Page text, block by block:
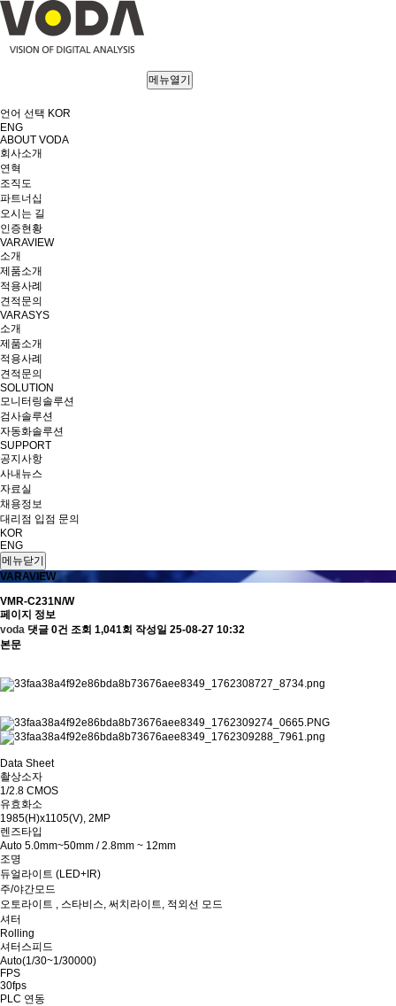
메뉴열기
언어 선택 KOR
ENG
ABOUT VODA
회사소개
연혁
조직도
파트너십
오시는 길
인증현황
VARAVIEW
소개
제품소개
적용사례
견적문의
VARASYS
소개
제품소개
적용사례
견적문의
SOLUTION
모니터링솔루션
검사솔루션
자동화솔루션
SUPPORT
공지사항
사내뉴스
자료실
채용정보
대리점 입점 문의
KOR
ENG
메뉴닫기
VARAVIEW
VMR-C231N/W
페이지 정보
voda 댓글 0건 조회 1,041회 작성일 25-08-27 10:32
본문
Data Sheet
촬상소자
1/2.8 CMOS
유효화소
1985(H)x1105(V), 2MP
렌즈타입
Auto 5.0mm~50mm / 2.8mm ~ 12mm
조명
듀얼라이트 (LED+IR)
주/야간모드
오토라이트 , 스타비스, 써치라이트, 적외선 모드
셔터
Rolling
셔터스피드
Auto(1/30~1/30000)
FPS
30fps
PLC 연동